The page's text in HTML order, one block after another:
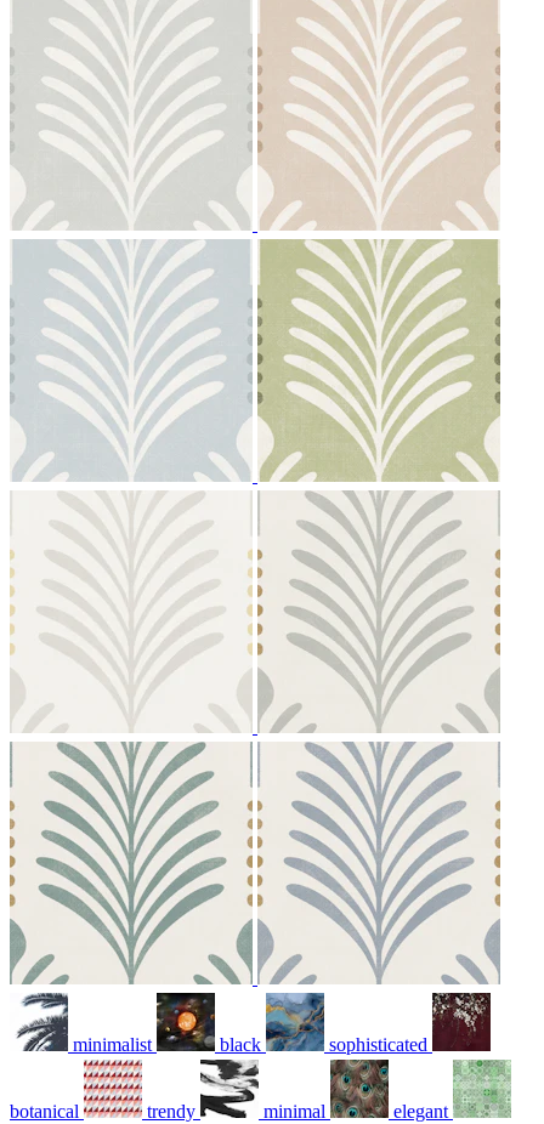
minimalist black sophisticated
botanical trendy minimal elegant